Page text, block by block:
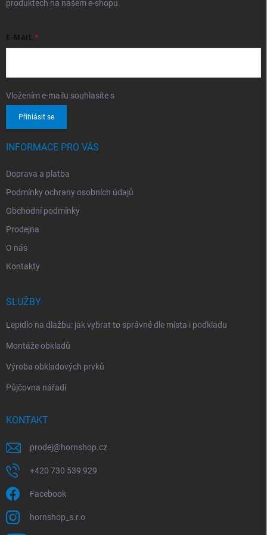
produktech na našem e-shopu.
E-MAIL
Vložením e-mailu souhlasíte s
Přihlásit se
INFORMACE PRO VÁS
Doprava a platba
Podmínky ochrany osobních údajů
Obchodní podmínky
Prodejna
O nás
Kontakty
SLUŽBY
Lepidlo na dlažbu: jak vybrat to správné dle místa i podkladu
Montáže obkladů
Výroba obkladových prvků
Půjčovna nářadí
KONTAKT
prodej@hornshop.cz
+420 730 539 929
Facebook
hornshop_s.r.o